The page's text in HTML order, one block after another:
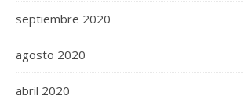
septiembre 2020
agosto 2020
abril 2020